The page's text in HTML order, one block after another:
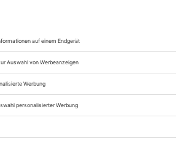
abweichende Preise für Käufe
(Endpreis vor Auslösen der Bestellung